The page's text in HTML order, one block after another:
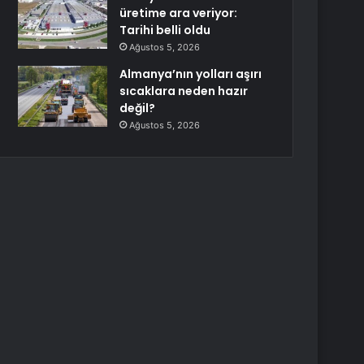
üretime ara veriyor:
Tarihi belli oldu
Ağustos 5, 2026
Almanya’nın yolları aşırı
sıcaklara neden hazır
değil?
Ağustos 5, 2026